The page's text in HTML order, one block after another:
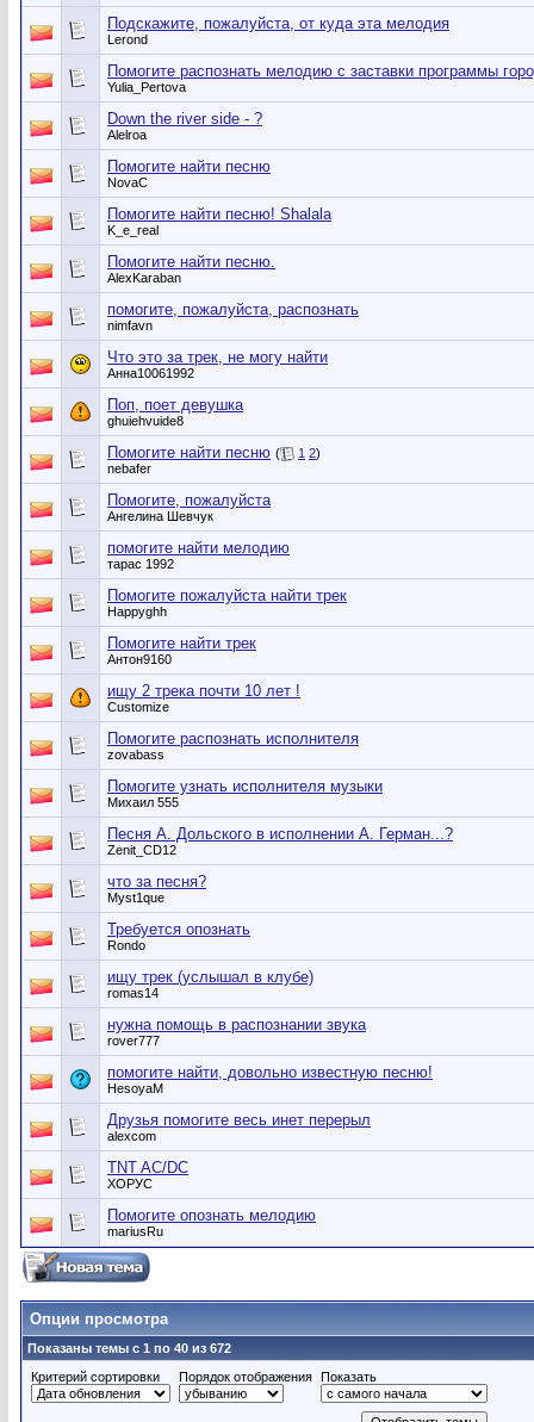
Подскажите, пожалуйста, от куда эта мелодия
Lerond
Помогите распознать мелодию с заставки программы
Yulia_Pertova
Down the river side - ?
Alelroa
Помогите найти песню
NovaC
Помогите найти песню! Shalala
K_e_real
Помогите найти песню.
AlexKaraban
помогите, пожалуйста, распознать
nimfavn
Что это за трек, не могу найти
Анна10061992
Поп, поет девушка
ghuiehvuide8
Помогите найти песню ( 1 2)
nebafer
Помогите, пожалуйста
Ангелина Шевчук
помогите найти мелодию
тарас 1992
Помогите пожалуйста найти трек
Happyghh
Помогите найти трек
Антон9160
ищу 2 трека почти 10 лет !
Customize
Помогите распознать исполнителя
zovabass
Помогите узнать исполнителя музыки
Михаил 555
Песня А. Дольского в исполнении А. Герман...?
Zenit_CD12
что за песня?
Myst1que
Требуется опознать
Rondo
ищу трек (услышал в клубе)
romas14
нужна помощь в распознании звука
rover777
помогите найти, довольно известную песню!
HesoyaM
Друзья помогите весь инет перерыл
alexcom
TNT AC/DC
ХОРУС
Помогите опознать мелодию
mariusRu
Опции просмотра
Показаны темы с 1 по 40 из 672
Критерий сортировки
Порядок отображения Показать